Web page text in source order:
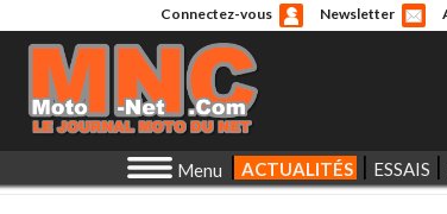
Connectez-vous Newsletter
Menu ACTUALITÉS ESSAIS